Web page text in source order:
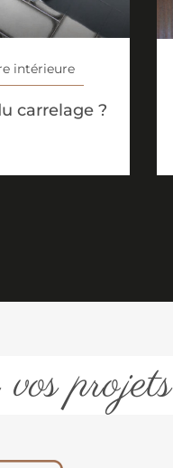
intérieure
carrelage ?
projets